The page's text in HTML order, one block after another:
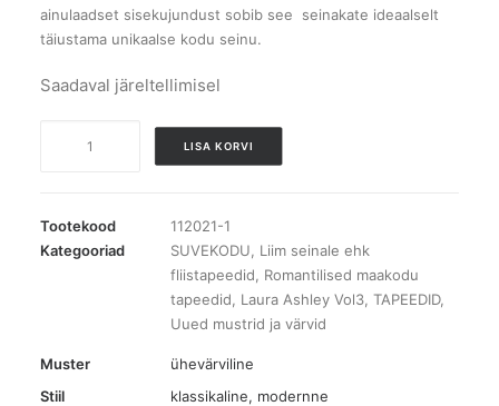
ainulaadset sisekujundust sobib see seinakate ideaalselt
täiustama unikaalse kodu seinu.
Saadaval järeltellimisel
Plain
Midnight
LISA KORVI
Tootekood
112021-1
Kategooriad
SUVEKODU
Liim seinale ehk
fliistapeedid
Romantilised maakodu
tapeedid
Laura Ashley Vol3 TAPEEDID,
Uued mustrid ja värvid
Muster
ühevärviline
Stiil
klassikaline, modernne